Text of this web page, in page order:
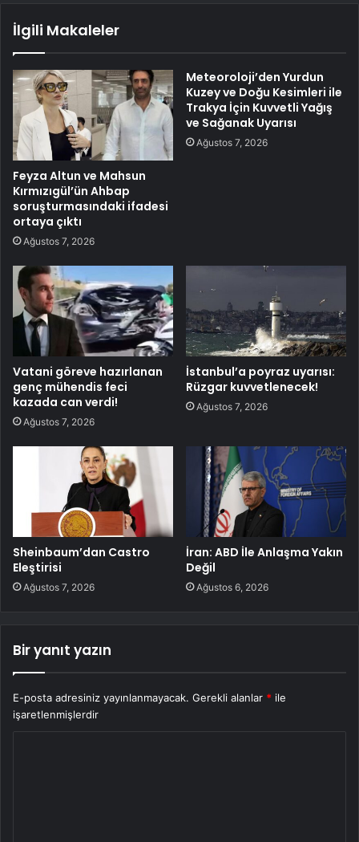
İlgili Makaleler
Feyza Altun ve Mahsun
Kırmızıgül’ün Ahbap
soruşturmasındaki ifadesi
ortaya çıktı
Ağustos 7, 2026
Meteoroloji’den Yurdun
Kuzey ve Doğu Kesimleri ile
Trakya İçin Kuvvetli Yağış
ve Sağanak Uyarısı
Ağustos 7, 2026
Vatani göreve hazırlanan
genç mühendis feci
kazada can verdi!
Ağustos 7, 2026
İstanbul’a poyraz uyarısı:
Rüzgar kuvvetlenecek!
Ağustos 7, 2026
Sheinbaum’dan Castro
Eleştirisi
Ağustos 7, 2026
İran: ABD İle Anlaşma Yakın
Değil
Ağustos 6, 2026
Bir yanıt yazın
E-posta adresiniz yayınlanmayacak. Gerekli alanlar * ile
işaretlenmişlerdir